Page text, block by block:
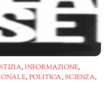
,INFORMAZIONE,
, POLITICA,SCIENZA,